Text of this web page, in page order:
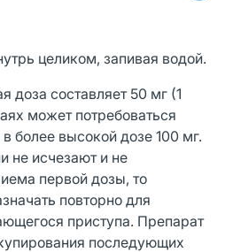
целиком, запивая водой.
доза составляет 50 мг (1
может потребоваться
более высокой дозе 100 мг.
не исчезают и не
первой дозы, то
повторно для
приступа. Препарат
последующих